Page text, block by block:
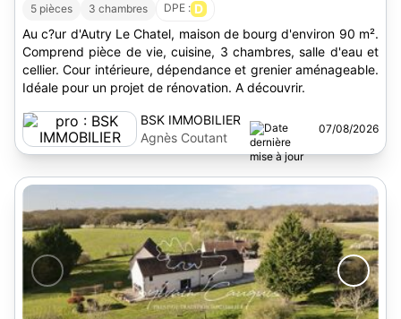
5 pièces 3 chambres DPE : D
Au c?ur d'Autry Le Chatel, maison de bourg d'environ 90 m².
Comprend pièce de vie, cuisine, 3 chambres, salle d'eau et
cellier. Cour intérieure, dépendance et grenier aménageable.
Idéale pour un projet de rénovation. A découvrir.
BSK IMMOBILIER
Agnès Coutant
07/08/2026